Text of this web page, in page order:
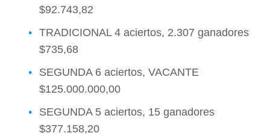
$92.743,82
TRADICIONAL 4 aciertos, 2.307 ganadores
$735,68
SEGUNDA 6 aciertos, VACANTE
$125.000.000,00
SEGUNDA 5 aciertos, 15 ganadores
$377.158,20